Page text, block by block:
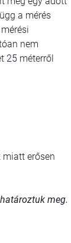
a mérés
nem
25 méterről
miatt erősen
meg.